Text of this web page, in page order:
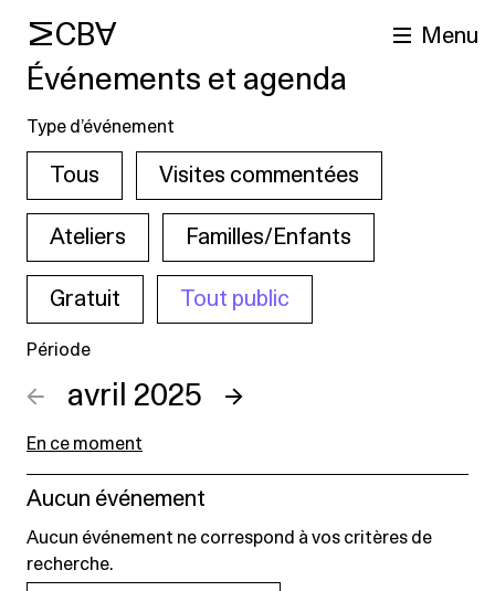
MCBA Menu
Événements et agenda
Type d’événement
Tous Visites commentées
Ateliers Familles/Enfants
Gratuit Tout public
Période
← avril 2025 →
En ce moment
Aucun événement
Aucun événement ne correspond à vos critères de
recherche.